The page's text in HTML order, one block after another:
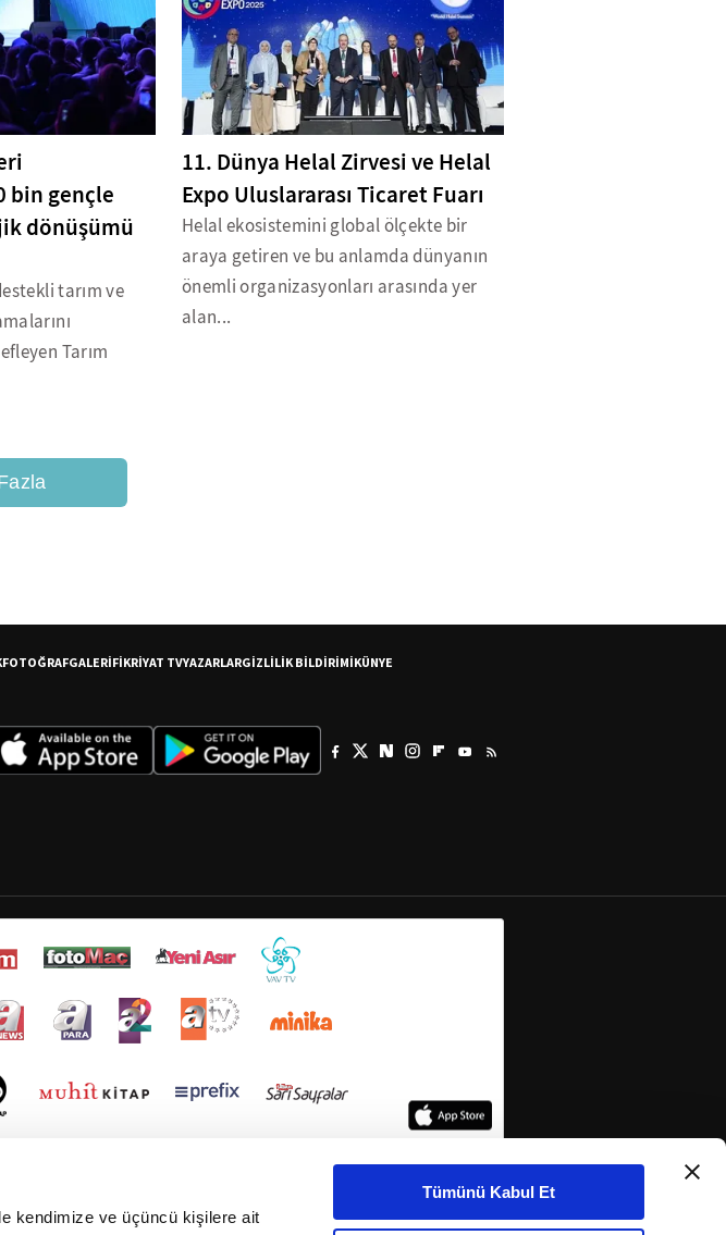
kendimize ve üçüncü kişilere ait
Tümünü Kabul Et
bin gençle
dönüşümü
tarım ve
Tarım
11. Dünya Helal Zirvesi ve Helal
Expo Uluslararası Ticaret Fuarı
Helal ekosistemini global ölçekte bir
araya getiren ve bu anlamda dünyanın
önemli organizasyonları arasında yer
alan...
FOTOĞRAFGALERİFİKRİYAT TVYAZARLARGİZLİLİK BİLDİRİMİKÜNYE